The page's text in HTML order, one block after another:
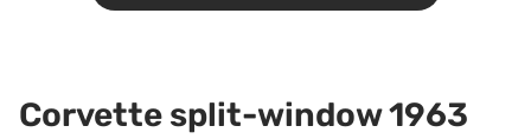
Corvette split-window 1963